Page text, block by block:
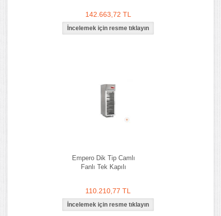
142.663,72 TL
Empero Dik Tip Camlı
Fanlı Tek Kapılı
110.210,77 TL